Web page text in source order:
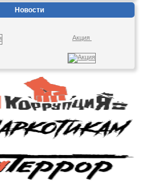
Новости
Акция